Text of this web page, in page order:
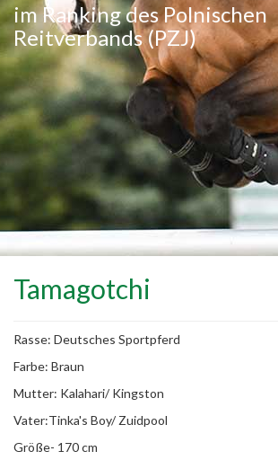
im Ranking des Polnischen
Reitverbands (PZJ)
Tamagotchi
Rasse: Deutsches Sportpferd
Farbe: Braun
Mutter: Kalahari/ Kingston
Vater:Tinka's Boy/ Zuidpool
Größe- 170 cm